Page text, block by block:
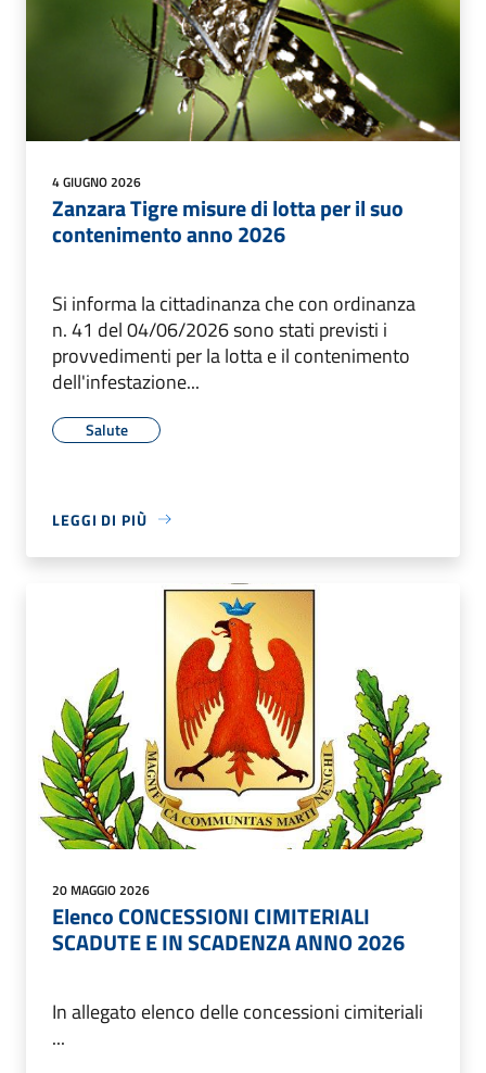
4 GIUGNO 2026
Zanzara Tigre misure di lotta per il suo
contenimento anno 2026
Si informa la cittadinanza che con ordinanza
n. 41 del 04/06/2026 sono stati previsti i
provvedimenti per la lotta e il contenimento
dell'infestazione...
Salute
LEGGI DI PIÙ
20 MAGGIO 2026
Elenco CONCESSIONI CIMITERIALI
SCADUTE E IN SCADENZA ANNO 2026
In allegato elenco delle concessioni cimiteriali
...